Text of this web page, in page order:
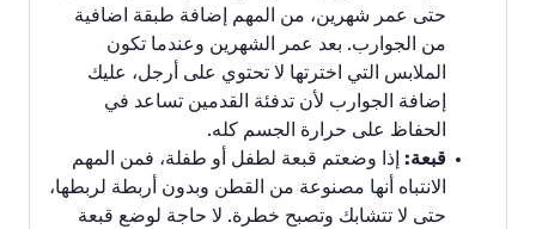
حتى عمر شهرين، من المهم إضافة طبقة اضافية
من الجوارب. بعد عمر الشهرين وعندما تكون
الملابس التي اخترتها لا تحتوي على أرجل، عليك
إضافة الجوارب لأن تدفئة القدمين تساعد في
الحفاظ على حرارة الجسم كله.
قبعة: إذا وضعتم قبعة لطفل أو طفلة، فمن المهم
الانتباه أنها مصنوعة من القطن وبدون أربطة لربطها،
حتى لا تتشابك وتصبح خطرة. لا حاجة لوضع قبعة